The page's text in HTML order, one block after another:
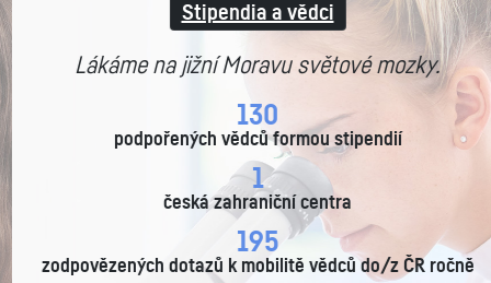
Stipendia a vědci
Lákáme na jižní Moravu světové mozky.
270
podpořených vědců formou stipendií
1
česká zahraniční centra
405
zodpovězených dotazů k mobilitě vědců do/z ČR ročně